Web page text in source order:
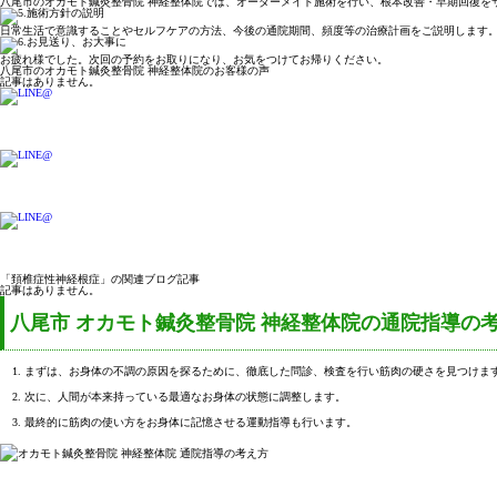
日常生活で意識することやセルフケアの方法、今後の通院期間、頻度等の治療計画をご説明します。
お疲れ様でした。次回の予約をお取りになり、お気をつけてお帰りください。
八尾市のオカモト鍼灸整骨院 神経整体院のお客様の声
記事はありません。
「頚椎症性神経根症」の関連ブログ記事
記事はありません。
八尾市 オカモト鍼灸整骨院 神経整体院の通院指導の
まずは、お身体の不調の原因を探るために、徹底した問診、検査を行い筋肉の硬さを見つけま
次に、人間が本来持っている最適なお身体の状態に調整します。
最終的に筋肉の使い方をお身体に記憶させる運動指導も行います。